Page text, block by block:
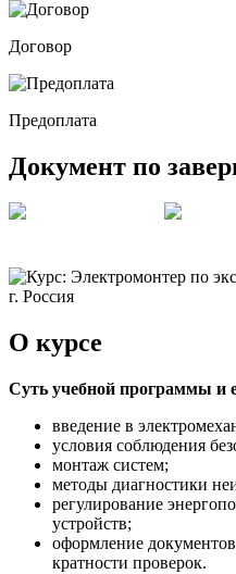
Договор
Предоплата
Документ по
О курсе
Суть учебной программы и
введение в
условия соблюдения
монтаж систем;
методы диагностики
регулирование
устройств;
оформление
кратности проверок.